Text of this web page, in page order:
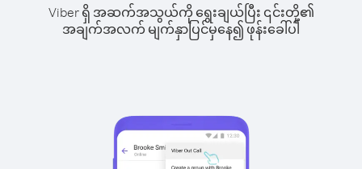
Viber ရှိ အဆက်အသွယ်ကို ရွေးချယ်ပြီး ၎င်းတို့၏
အချက်အလက် မျက်နှာပြင်မှနေ၍ ဖုန်းခေါ်ပါ